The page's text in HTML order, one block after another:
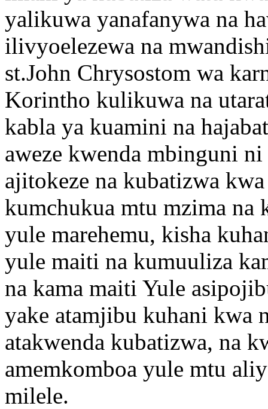
yalikuwa yanafanywa na
ilivyoelezewa na
st.John Chrysostom wa
Korintho kulikuwa na
kabla ya kuamini na
aweze kwenda mbinguni
ajitokeze na kubatizwa
kumchukua mtu mzima na
yule marehemu, kisha
yule maiti na kumuuliza
na kama maiti Yule
yake atamjibu kuhani kwa
atakwenda kubatizwa, na
amemkomboa yule mtu
milele.